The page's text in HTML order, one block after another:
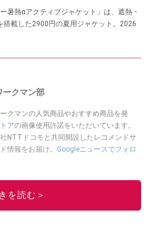
暑熱αアクティブジャケット」は、遮熱・
搭載した2900円の夏用ジャケット。2026
ークマン部
クマンの人気商品やおすすめ商品を発
アの画像使用許諾をいただいています。
NTTドコモと共同開設したレコメンドサ
情報をお届け。 Googleニュースでフォロ
のイチオシストの他の記事を読む
を読む＞